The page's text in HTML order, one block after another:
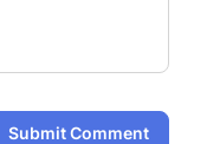
Submit Comment